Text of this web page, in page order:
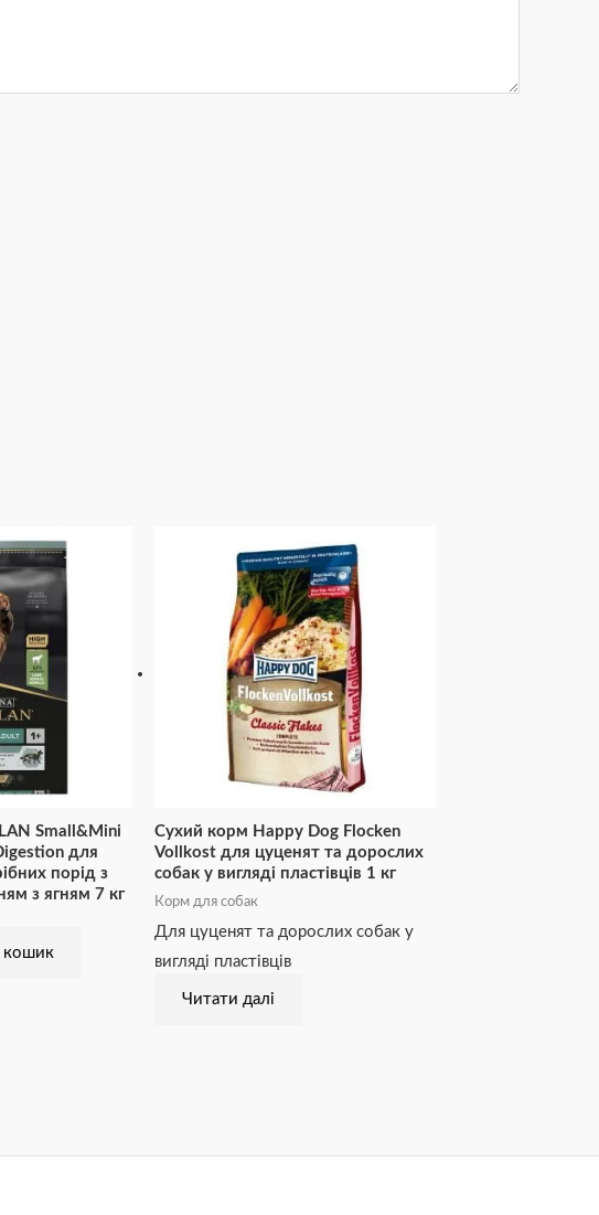
Small&Mini
для
порід з
з ягням 7 кг
кошик
Сухий корм Happy Dog Flocken
Vollkost для цуценят та дорослих
собак у вигляді пластівців 1 кг
Корм для собак
Для цуценят та дорослих собак у
вигляді пластівців
Читати далі